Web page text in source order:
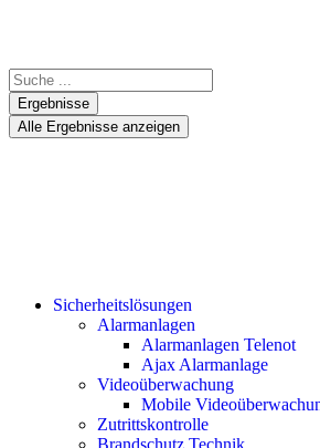
Ergebnisse
Alle Ergebnisse anzeigen
Sicherheitslösungen
Alarmanlagen
Alarmanlagen Telenot
Ajax Alarmanlage
Videoüberwachung
Mobile
Zutrittskontrolle
Brandschutz Technik